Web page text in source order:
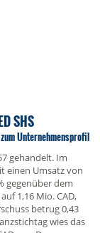
SHS
zum Unternehmensprofil
gehandelt. Im
einen Umsatz von
gegenüber dem
1,16 Mio. CAD,
betrug 0,43
wies das